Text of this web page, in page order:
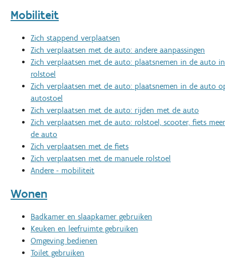
Mobiliteit
Zich stappend verplaatsen
Zich verplaatsen met de auto: andere aanpassingen
Zich verplaatsen met de auto: plaatsnemen in de auto
rolstoel
Zich verplaatsen met de auto: plaatsnemen in de auto
autostoel
Zich verplaatsen met de auto: rijden met de auto
Zich verplaatsen met de auto: rolstoel, scooter, fiets
de auto
Zich verplaatsen met de fiets
Zich verplaatsen met de manuele rolstoel
Andere - mobiliteit
Wonen
Badkamer en slaapkamer gebruiken
Keuken en leefruimte gebruiken
Omgeving bedienen
Toilet gebruiken